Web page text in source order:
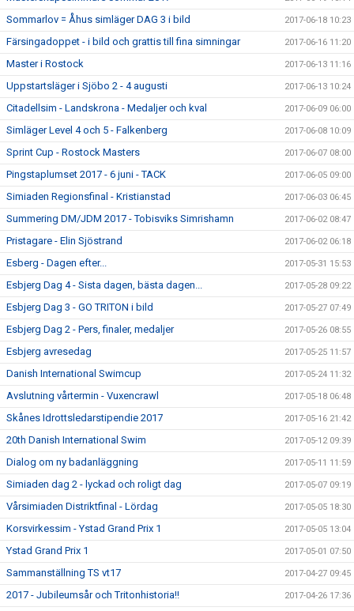
Sommarlov = Åhus simläger DAG 3 i bild 2017-06-18 10:23
Färsingadoppet - i bild och grattis till fina simningar 2017-06-16 11:20
Master i Rostock 2017-06-13 11:16
Uppstartsläger i Sjöbo 2 - 4 augusti 2017-06-13 10:24
Citadellsim - Landskrona - Medaljer och kval 2017-06-09 06:00
Simläger Level 4 och 5 - Falkenberg 2017-06-08 10:09
Sprint Cup - Rostock Masters 2017-06-07 08:00
Pingstaplumset 2017 - 6 juni - TACK 2017-06-05 09:00
Simiaden Regionsfinal - Kristianstad 2017-06-03 06:45
Summering DM/JDM 2017 - Tobisviks Simrishamn 2017-06-02 08:47
Pristagare - Elin Sjöstrand 2017-06-02 06:18
Esberg - Dagen efter... 2017-05-31 15:53
Esbjerg Dag 4 - Sista dagen, bästa dagen... 2017-05-28 09:22
Esbjerg Dag 3 - GO TRITON i bild 2017-05-27 07:49
Esbjerg Dag 2 - Pers, finaler, medaljer 2017-05-26 08:55
Esbjerg avresedag 2017-05-25 11:57
Danish International Swimcup 2017-05-24 11:32
Avslutning vårtermin - Vuxencrawl 2017-05-18 06:48
Skånes Idrottsledarstipendie 2017 2017-05-16 21:42
20th Danish International Swim 2017-05-12 09:39
Dialog om ny badanläggning 2017-05-11 11:59
Simiaden dag 2 - lyckad och roligt dag 2017-05-07 09:19
Vårsimiaden Distriktfinal - Lördag 2017-05-05 18:30
Korsvirkessim - Ystad Grand Prix 1 2017-05-05 13:04
Ystad Grand Prix 1 2017-05-01 07:50
Sammanställning TS vt17 2017-04-27 09:45
2017 - Jubileumsår och Tritonhistoria!! 2017-04-26 17:36